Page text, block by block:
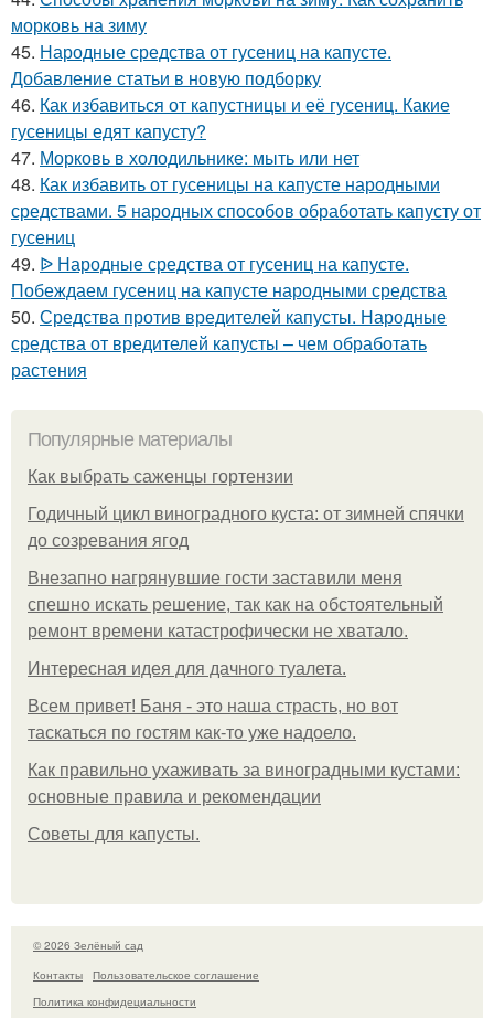
морковь на зиму
45. Народные средства от гусениц на капусте.
Добавление статьи в новую подборку
46. Как избавиться от капустницы и её гусениц. Какие
гусеницы едят капусту?
47. Морковь в холодильнике: мыть или нет
48. Как избавить от гусеницы на капусте народными
средствами. 5 народных способов обработать капусту от
гусениц
49. ᐉ Народные средства от гусениц на капусте.
Побеждаем гусениц на капусте народными средства
50. Средства против вредителей капусты. Народные
средства от вредителей капусты – чем обработать
растения
Популярные материалы
Как выбрать саженцы гортензии
Годичный цикл виноградного куста: от зимней спячки
до созревания ягод
Внезапно нагрянувшие гости заставили меня
спешно искать решение, так как на обстоятельный
ремонт времени катастрофически не хватало.
Интересная идея для дачного туалета.
Всем привет! Баня - это наша страсть, но вот
таскаться по гостям как-то уже надоело.
Как правильно ухаживать за виноградными кустами:
основные правила и рекомендации
Советы для капусты.
© 2026 Зелёный сад
Контакты
Пользовательское соглашение
Политика конфидециальности